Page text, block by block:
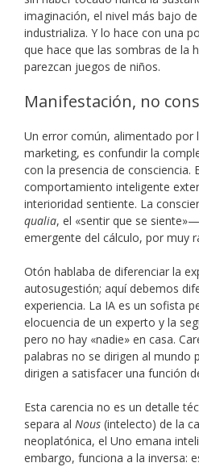
imaginación, el nivel más bajo
industrializa. Y lo hace con una
que hace que las sombras de la
parezcan juegos de niños.
Manifestación, no
Un error común, alimentado por
marketing, es confundir la
con la presencia de consciencia.
comportamiento inteligente
interioridad sentiente. La
qualia, el «sentir que se
emergente del cálculo, por muy
Otón hablaba de diferenciar la
autosugestión; aquí debemos
experiencia. La IA es un sofista
elocuencia de un experto y la
pero no hay «nadie» en casa.
palabras no se dirigen al mundo
dirigen a satisfacer una función
Esta carencia no es un detalle
separa al Nous (intelecto) de la
neoplatónica, el Uno emana
embargo, funciona a la inversa: